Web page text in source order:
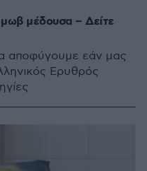
μωβ μέδουσα – Δείτε
αποφύγουμε εάν μας
Ερυθρός